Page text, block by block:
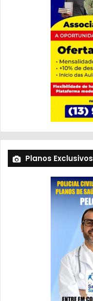
Planos Exclusivos